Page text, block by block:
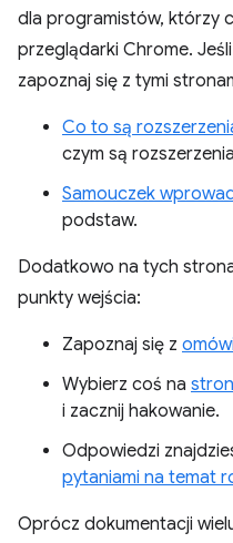
dla programistów, którzy
przeglądarki Chrome.
zapoznaj się z tymi
Co to są
czym są
Samouczek
podstaw.
Dodatkowo na tych
punkty wejścia:
Zapoznaj się z
Wybierz coś na
i zacznij hakowanie.
Odpowiedzi
pytaniami na temat
Oprócz dokumentacji